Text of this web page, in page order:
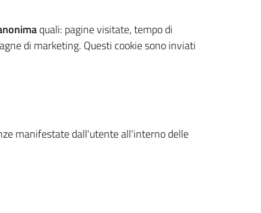
quali: pagine visitate, tempo di
di marketing. Questi cookie sono inviati
manifestate dall'utente all'interno delle